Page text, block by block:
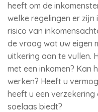
heeft om de
welke regelingen er
risico van
de vraag wat uw eigen
uitkering aan te vullen.
met een inkomen? Kan
werken? Heeft u
heeft u een
soelaas biedt?